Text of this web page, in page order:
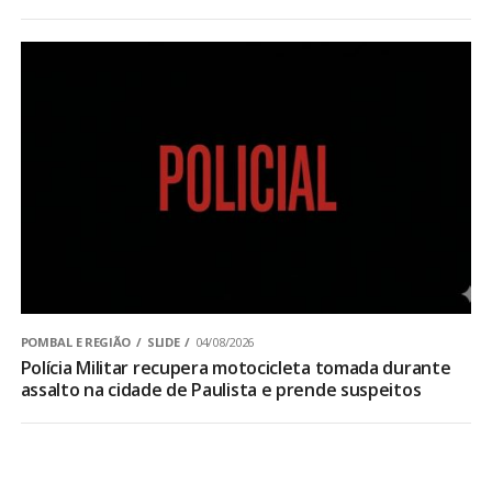
POMBAL E REGIÃO SLIDE 04/08/2026
Polícia Militar recupera motocicleta tomada durante
assalto na cidade de Paulista e prende suspeitos